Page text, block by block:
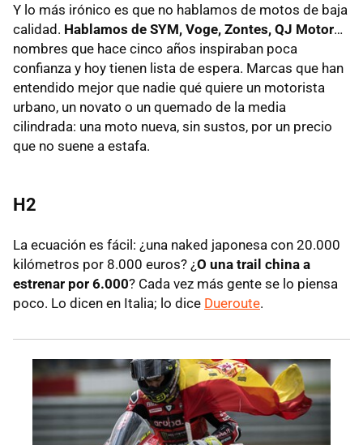
Y lo más irónico es que no hablamos de motos de baja
calidad. Hablamos de SYM, Voge, Zontes, QJ Motor…
nombres que hace cinco años inspiraban poca
confianza y hoy tienen lista de espera. Marcas que han
entendido mejor que nadie qué quiere un motorista
urbano, un novato o un quemado de la media
cilindrada: una moto nueva, sin sustos, por un precio
que no suene a estafa.
H2
La ecuación es fácil: ¿una naked japonesa con 20.000
kilómetros por 8.000 euros? ¿O una trail china a
estrenar por 6.000? Cada vez más gente se lo piensa
poco. Lo dicen en Italia; lo dice Dueroute.